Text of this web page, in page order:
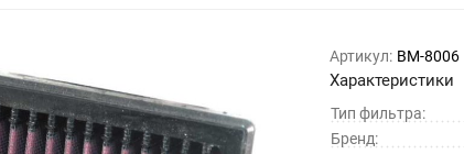
Артикул: BM-8006
Характеристики
Тип фильтра:
Бренд: